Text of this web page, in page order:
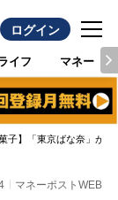
ログイン
イフ マネー
子】「東京ばな奈」が
マネーポストWEB